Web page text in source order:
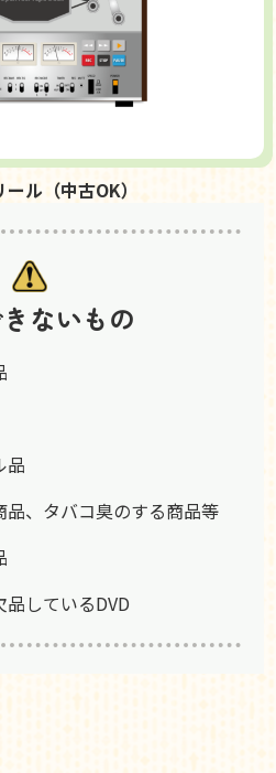
ル（中古OK）
ないもの
品
、タバコ臭のする商品等
しているDVD